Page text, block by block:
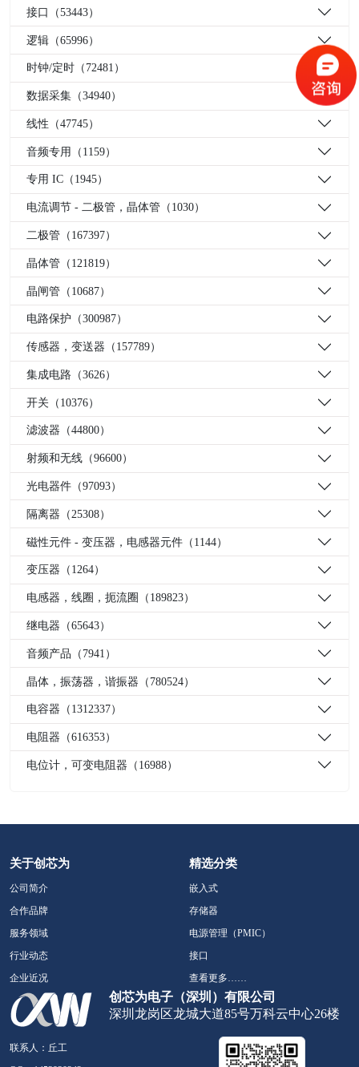
接口（53443）
逻辑（65996）
时钟/定时（72481）
数据采集（34940）
线性（47745）
音频专用（1159）
专用 IC（1945）
电流调节 - 二极管，晶体管（1030）
二极管（167397）
晶体管（121819）
晶闸管（10687）
电路保护（300987）
传感器，变送器（157789）
集成电路（3626）
开关（10376）
滤波器（44800）
射频和无线（96600）
光电器件（97093）
隔离器（25308）
磁性元件 - 变压器，电感器元件（1144）
变压器（1264）
电感器，线圈，扼流圈（189823）
继电器（65643）
音频产品（7941）
晶体，振荡器，谐振器（780524）
电容器（1312337）
电阻器（616353）
电位计，可变电阻器（16988）
关于创芯为
公司简介
合作品牌
服务领域
行业动态
企业近况
精选分类
嵌入式
存储器
电源管理（PMIC）
接口
查看更多……
创芯为电子（深圳）有限公司
深圳龙岗区龙城大道85号万科云中心26楼
联系人：丘工